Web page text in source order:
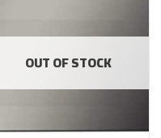
OUT OF STOCK